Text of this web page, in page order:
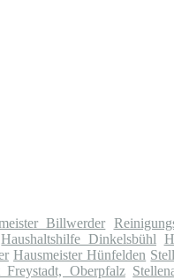
Billwerder
Haushaltshilfe Dinkelsbühl
Hausmeister Hünfelden
Freystadt, Oberpfalz